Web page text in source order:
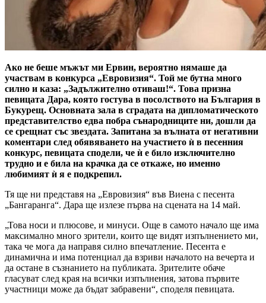
Ако не беше мъжът ми Ервин, вероятно нямаше да
участвам в конкурса „Евровизия“. Той ме бутна много
силно и каза: „Задължително отиваш!“. Това призна
певицата Дара, която гостува в посолството на България в
Букурещ. Основната зала в сградата на дипломатическото
представителство едва побра сънародниците ни, дошли да
се срещнат със звездата. Запитана за вълната от негативни
коментари след обявяването на участието ѝ в песенния
конкурс, певицата сподели, че ѝ е било изключително
трудно и е била на крачка да се откаже, но именно
любимият ѝ я е подкрепил.
Тя ще ни представя на „Евровизия“ във Виена с песента
„Бангаранга“. Дара ще излезе първа на сцената на 14 май.
„Това носи и плюсове, и минуси. Още в самото начало ще има
максимално много зрители, които ще видят изпълнението ми,
така че мога да направя силно впечатление. Песента е
динамична и има потенциал да взриви началото на вечерта и
да остане в съзнанието на публиката. Зрителите обаче
гласуват след края на всички изпълнения, затова първите
участници може да бъдат забравени“, споделя певицата.